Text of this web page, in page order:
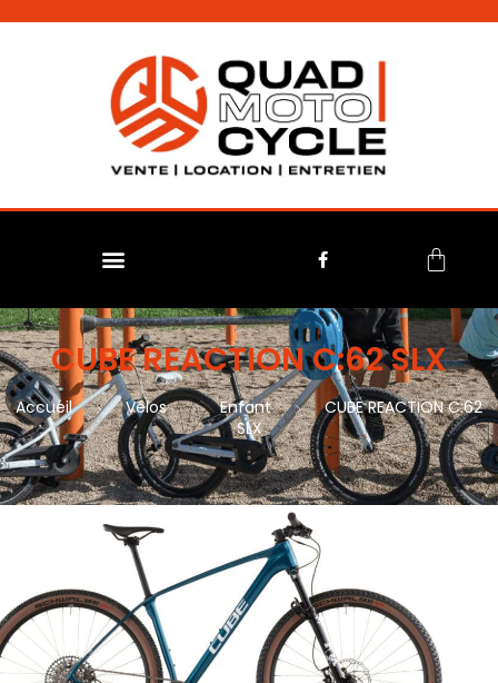
No menu assigned
CUBE REACTION C:62 SLX
Accueil Vélos Enfant
CUBE REACTION C:62
SLX